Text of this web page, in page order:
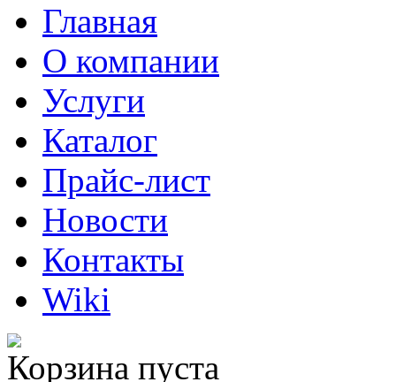
Главная
О компании
Услуги
Каталог
Прайс-лист
Новости
Контакты
Wiki
Корзина пуста